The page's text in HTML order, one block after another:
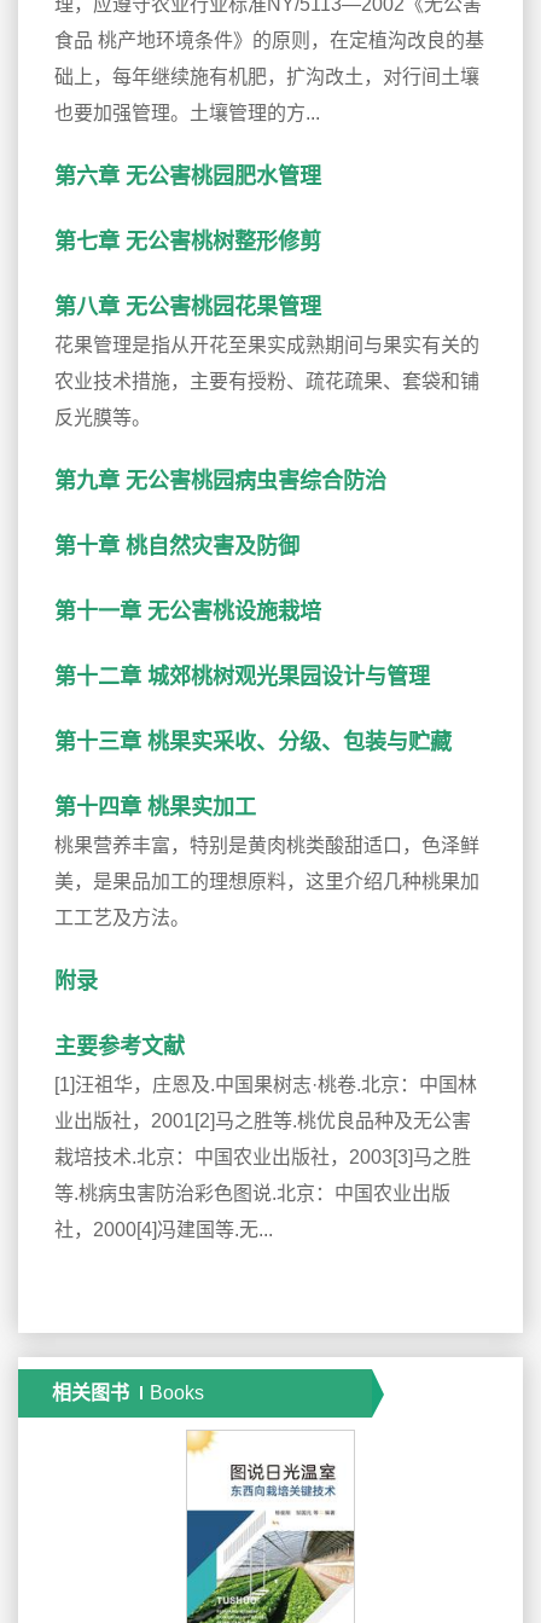
理，应遵守农业行业标准NY/5113—2002《无公害
食品 桃产地环境条件》的原则，在定植沟改良的基
础上，每年继续施有机肥，扩沟改土，对行间土壤
也要加强管理。土壤管理的方...
第六章 无公害桃园肥水管理
第七章 无公害桃树整形修剪
第八章 无公害桃园花果管理
花果管理是指从开花至果实成熟期间与果实有关的
农业技术措施，主要有授粉、疏花疏果、套袋和铺
反光膜等。
第九章 无公害桃园病虫害综合防治
第十章 桃自然灾害及防御
第十一章 无公害桃设施栽培
第十二章 城郊桃树观光果园设计与管理
第十三章 桃果实采收、分级、包装与贮藏
第十四章 桃果实加工
桃果营养丰富，特别是黄肉桃类酸甜适口，色泽鲜
美，是果品加工的理想原料，这里介绍几种桃果加
工工艺及方法。
附录
主要参考文献
[1]汪祖华，庄恩及.中国果树志·桃卷.北京：中国林
业出版社，2001[2]马之胜等.桃优良品种及无公害
栽培技术.北京：中国农业出版社，2003[3]马之胜
等.桃病虫害防治彩色图说.北京：中国农业出版
社，2000[4]冯建国等.无...
相关图书 Books